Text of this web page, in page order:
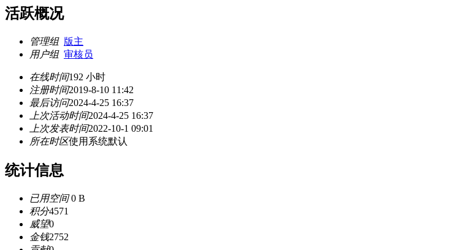
活跃概况
管理组 版主
用户组 审核员
在线时间192 小时
注册时间2019-8-10 11:42
最后访问2024-4-25 16:37
上次活动时间2024-4-25 16:37
上次发表时间2022-10-1 09:01
所在时区使用系统默认
统计信息
已用空间0 B
积分4571
威望0
金钱2752